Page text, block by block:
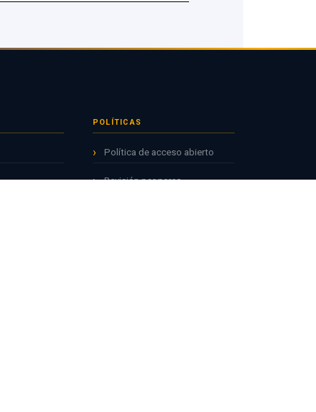
POLÍTICAS
Política de acceso abierto
Revisión por pares